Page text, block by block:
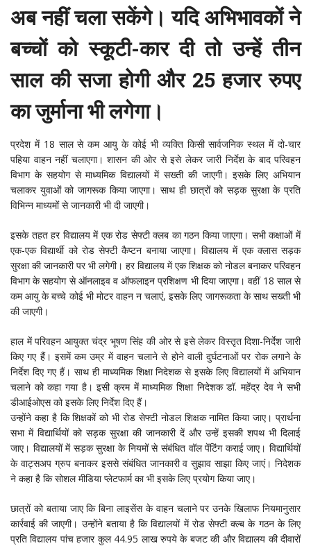
अब नहीं चला सकेंगे। यदि अभिभावकों ने
बच्चों को स्कूटी-कार दी तो उन्हें तीन
साल की सजा होगी और 25 हजार रुपए
का जुर्माना भी लगेगा।
प्रदेश में 18 साल से कम आयु के कोई भी व्यक्ति किसी सार्वजनिक स्थल में दो-चार
पहिया वाहन नहीं चलाएगा। शासन की ओर से इसे लेकर जारी निर्देश के बाद परिवहन
विभाग के सहयोग से माध्यमिक विद्यालयों में सख्ती की जाएगी। इसके लिए अभियान
चलाकर युवाओं को जागरूक किया जाएगा। साथ ही छात्रों को सड़क सुरक्षा के प्रति
विभिन्न माध्यमों से जानकारी भी दी जाएगी।
इसके तहत हर विद्यालय में एक रोड सेफ्टी क्लब का गठन किया जाएगा। सभी कक्षाओं में
एक-एक विद्यार्थी को रोड सेफ्टी कैप्टन बनाया जाएगा। विद्यालय में एक क्लास सड़क
सुरक्षा की जानकारी पर भी लगेगी। हर विद्यालय में एक शिक्षक को नोडल बनाकर परिवहन
विभाग के सहयोग से ऑनलाइव व ऑफलाइन प्रशिक्षण भी दिया जाएगा। वहीं 18 साल से
कम आयु के बच्चे कोई भी मोटर वाहन न चलाएं, इसके लिए जागरूकता के साथ सख्ती भी
की जाएगी।
हाल में परिवहन आयुक्त चंद्र भूषण सिंह की ओर से इसे लेकर विस्तृत दिशा-निर्देश जारी
किए गए हैं। इसमें कम उम्र में वाहन चलाने से होने वाली दुर्घटनाओं पर रोक लगाने के
निर्देश दिए गए हैं। साथ ही माध्यमिक शिक्षा निदेशक से इसके लिए विद्यालयों में अभियान
चलाने को कहा गया है। इसी क्रम में माध्यमिक शिक्षा निदेशक डॉ. महेंद्र देव ने सभी
डीआईओएस को इसके लिए निर्देश दिए हैं।
उन्होंने कहा है कि शिक्षकों को भी रोड सेफ्टी नोडल शिक्षक नामित किया जाए। प्रार्थना
सभा में विद्यार्थियों को सड़क सुरक्षा की जानकारी दें और उन्हें इसकी शपथ भी दिलाई
जाए। विद्यालयों में सड़क सुरक्षा के नियमों से संबंधित वॉल पेंटिंग कराई जाए। विद्यार्थियों
के वाट्सअप ग्रुप बनाकर इससे संबंधित जानकारी व सुझाव साझा किए जाएं। निदेशक
ने कहा है कि सोशल मीडिया प्लेटफार्म का भी इसके लिए प्रयोग किया जाए।
छात्रों को बताया जाए कि बिना लाइसेंस के वाहन चलाने पर उनके खिलाफ नियमानुसार
कार्रवाई की जाएगी। उन्होंने बताया है कि विद्यालयों में रोड सेफ्टी क्ल्ब के गठन के लिए
प्रति विद्यालय पांच हजार कुल 44.95 लाख रुपये के बजट की और विद्यालय की दीवारों